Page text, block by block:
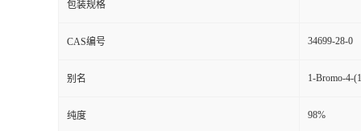
包装规格
CAS编号 34699-28-0
别名 1-Bromo-4-
纯度 98%